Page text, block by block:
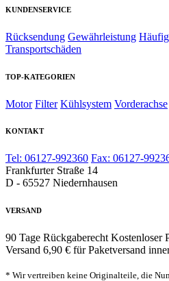
KUNDENSERVICE
Rücksendung Gewährleistung
Transportschäden
TOP-KATEGORIEN
Motor Filter Kühlsystem Vorderachse
KONTAKT
Tel: 06127-992360 Fax: 06127-
Frankfurter Straße 14
D - 65527 Niedernhausen
VERSAND
90 Tage Rückgaberecht Kostenloser
Versand 6,90 € für Paketversand
* Wir vertreiben keine Originalteile, die